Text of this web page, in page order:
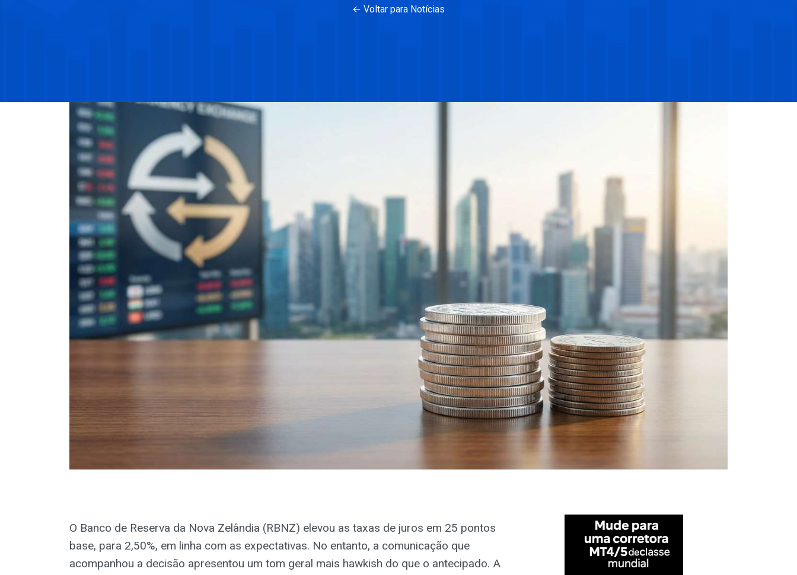
← Voltar para Notícias
O Banco de Reserva da Nova Zelândia (RBNZ) elevou as taxas de juros em 25 pontos
base, para 2,50%, em linha com as expectativas. No entanto, a comunicação que
acompanhou a decisão apresentou um tom geral mais hawkish do que o antecipado. A